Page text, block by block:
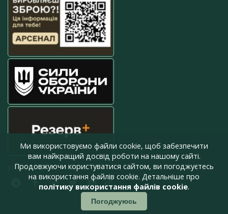
press@armyinform.com.ua
Ми використовуємо файли cookie, щоб забезпечити
вам найкращий досвід роботи на нашому сайті.
Продовжуючи користуватися сайтом, ви погоджуєтесь
на використання файлів cookie. Детальніше про
політику використання файлів cookie.
Погоджуюсь